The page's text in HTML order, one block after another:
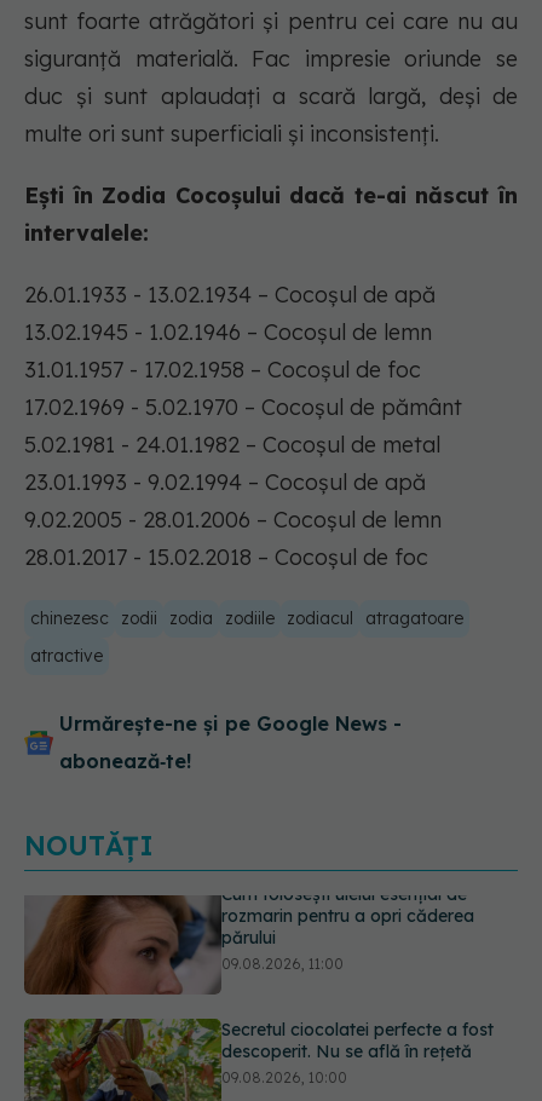
sunt foarte atrăgători și pentru cei care nu au
siguranță materială. Fac impresie oriunde se
duc și sunt aplaudați a scară largă, deși de
multe ori sunt superficiali și inconsistenți.
Ești în Zodia Cocoșului dacă te-ai născut în
intervalele:
26.01.1933 - 13.02.1934 – Cocoșul de apă
13.02.1945 - 1.02.1946 – Cocoșul de lemn
31.01.1957 - 17.02.1958 – Cocoșul de foc
17.02.1969 - 5.02.1970 – Cocoșul de pământ
5.02.1981 - 24.01.1982 – Cocoșul de metal
23.01.1993 - 9.02.1994 – Cocoșul de apă
9.02.2005 - 28.01.2006 – Cocoșul de lemn
28.01.2017 - 15.02.2018 – Cocoșul de foc
chinezesc zodii zodia zodiile zodiacul
atragatoare
atractive
Urmărește-ne și pe Google News -
abonează‑te!
NOUTĂȚI
Secretul ciocolatei perfecte a fost
descoperit. Nu se află în rețetă
Plasticul pe care îl folosim zilnic,
legat de ficatul gras. Ce au